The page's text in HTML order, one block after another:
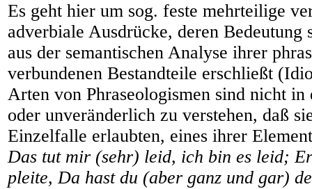
Es geht hier um sog. feste mehrteilige
adverbiale Ausdrücke, deren Bedeutung
aus der semantischen Analyse ihrer
verbundenen Bestandteile erschließt
Arten von Phraseologismen sind nicht in
oder unveränderlich zu verstehen, daß
Einzelfalle erlaubten, eines ihrer
Das tut mir (sehr) leid, ich bin es leid;
pleite, Da hast du (aber ganz und gar)